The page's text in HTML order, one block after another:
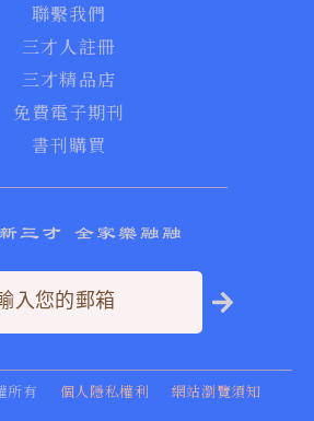
聯繫我們
三才人註冊
三才精品店
免費電子期刊
書刊購買
三才 全家樂融融
所有 個人隱私權利 網站瀏覽須知